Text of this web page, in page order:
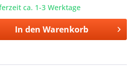
ca. 1-3 Werktage
In den Warenkorb